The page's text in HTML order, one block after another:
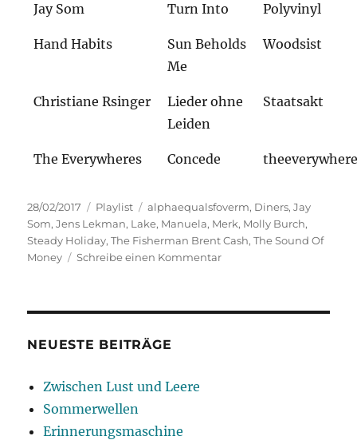
Jay Som Turn Into Polyvinyl
Hand Habits
Sun Beholds
Me
Woodsist
Christiane Rsinger
Lieder ohne
Leiden
Staatsakt
The Everywheres Concede
Veröffentlicht
am
28/02/2017 Kategorien
Playlist Schlagwörter
alphaequalsfoverm, Diners,Jay
Som,Jens Lekman, Lake, Manuela, Merk, Molly Burch,
Steady Holiday,The Fisherman Brent Cash,The Sound Of
Money
Schreibe einen Kommentarzu
NEUESTE BEITRÄGE
Zwischen Lust und Leere
Sommerwellen
Erinnerungsmaschine